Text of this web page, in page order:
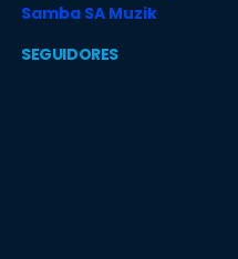
Samba SA Muzik
SEGUIDORES